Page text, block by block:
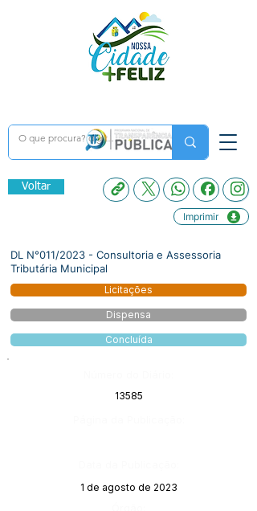
Voltar
Imprimir
DL N°011/2023 - Consultoria e Assessoria
Tributária Municipal
Licitações
Dispensa
Concluída
13585
1 de agosto de 2023